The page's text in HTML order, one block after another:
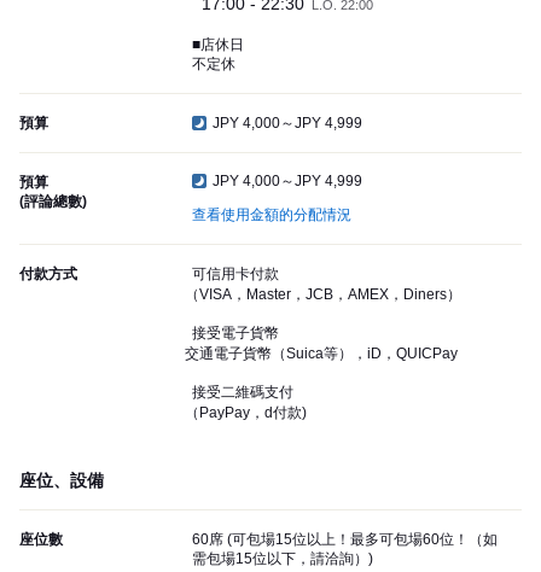
L.O. 22:00
■店休日
不定休
預算 JPY 4,000～JPY 4,999
預算
(評論總數)
JPY 4,000～JPY 4,999
查看使用金額的分配情況
付款方式
可信用卡付款
（VISA，Master，JCB，AMEX，Diners）
接受電子貨幣
交通電子貨幣（Suica等），iD，QUICPay
接受二維碼支付
（PayPay，d付款)
座位、設備
座位數
60席 (可包場15位以上！最多可包場60位！（如
需包場15位以下，請洽詢）)